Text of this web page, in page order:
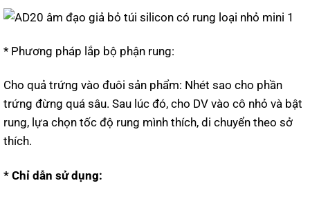
* Phương pháp lắp bộ phận rung:
Cho quả trứng vào đuôi sản phẩm: Nhét sao cho phần
trứng đừng quá sâu. Sau lúc đó, cho DV vào cô nhỏ và bật
rung, lựa chọn tốc độ rung mình thích, di chuyển theo sở
thích.
* Chỉ dẫn sử dụng: